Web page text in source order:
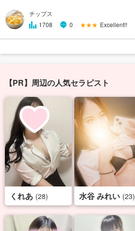
チップス
1708
0 ★★★ Excellent!!
【PR】周辺の人気セラピスト
くれあ (28) 水谷 みれい (23)